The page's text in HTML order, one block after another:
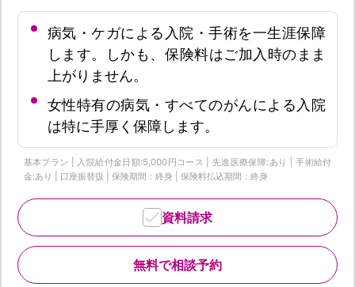
病気・ケガによる入院・手術を一生涯保障
します。しかも、保険料はご加入時のまま
上がりません。
女性特有の病気・すべてのがんによる入院
は特に手厚く保障します。
基本プラン | 入院給付金日額:5,000円コース | 先進医療保障:あり | 手術給付
金:あり | 口座振替扱 | 保険期間：終身 | 保険料払込期間：終身
無料で相談予約
資料請求